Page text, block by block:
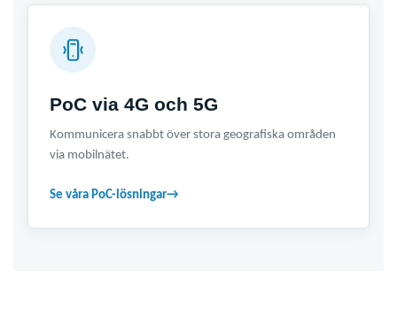
PoC via 4G och 5G
Kommunicera snabbt över stora geografiska områden
via mobilnätet.
Se våra PoC-lösningar→